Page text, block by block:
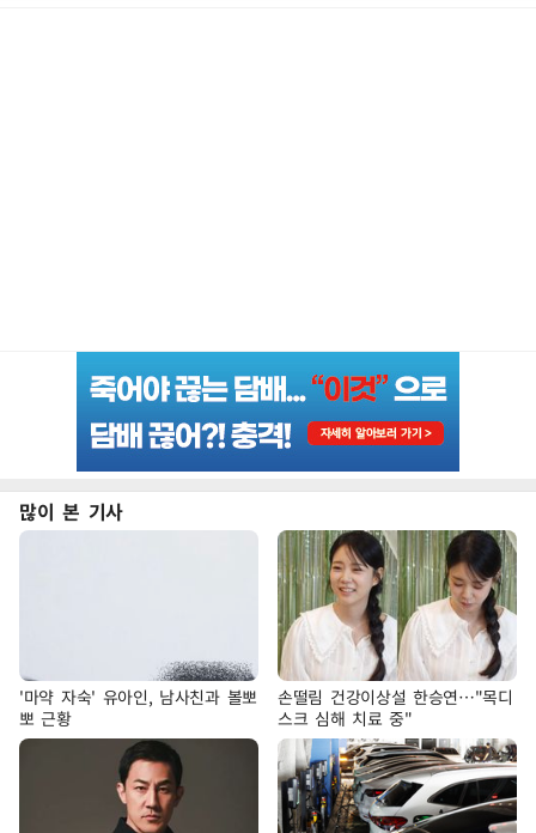
많이 본 기사
'마약 자숙' 유아인, 남사친과 볼뽀
뽀 근황
손떨림 건강이상설 한승연…"목디
스크 심해 치료 중"